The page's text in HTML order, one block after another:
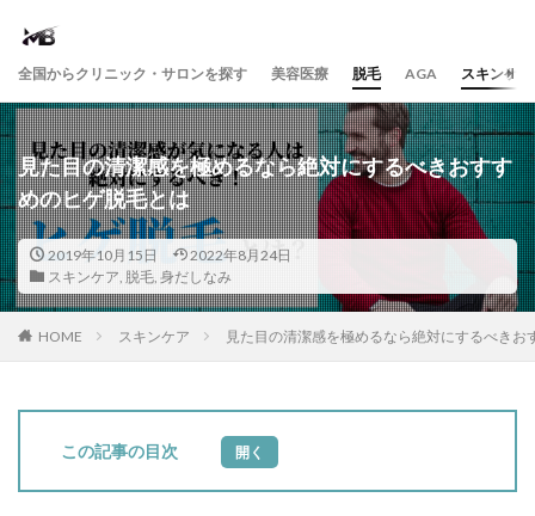
全国からクリニック・サロンを探す 美容医療 脱毛 AGA スキンケア
見た目の清潔感を極めるなら絶対にするべきおすす
めのヒゲ脱毛とは
2019年10月15日
2022年8月24日
スキンケア, 脱毛, 身だしなみ
HOME スキンケア 見た目の清潔感を極めるなら絶対にするべきお
目次